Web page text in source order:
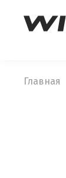
Главная